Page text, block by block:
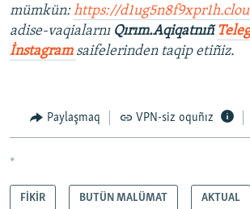
mümkün:https://
adise-vaqialarnı Qırım.Aqiqatnıñ
İnstagram saifelerinden taqip etiñiz.
Paylaşmaq VPN-siz oquñız
*
FİKİR BUTÜN MALÜMAT AKTUAL